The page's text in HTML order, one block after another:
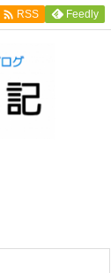
 RSS Feedly